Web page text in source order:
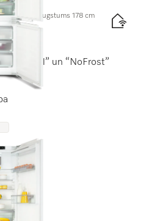
nišas augstums 178 cm
un “NoFrost”
etiķete